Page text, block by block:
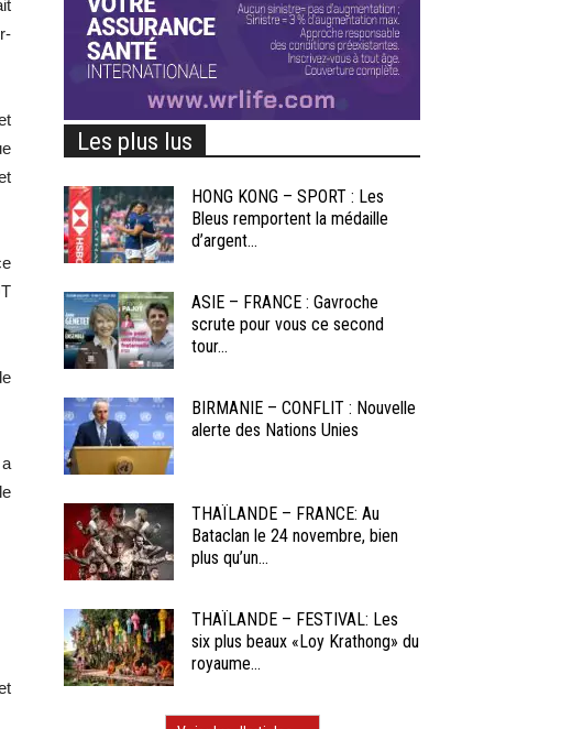
Les plus lus
HONG KONG – SPORT : Les
Bleus remportent la médaille
d’argent...
ASIE – FRANCE : Gavroche
scrute pour vous ce second
tour...
BIRMANIE – CONFLIT : Nouvelle
alerte des Nations Unies
THAÏLANDE – FRANCE: Au
Bataclan le 24 novembre, bien
plus qu’un...
THAÏLANDE – FESTIVAL: Les
six plus beaux «Loy Krathong» du
royaume...